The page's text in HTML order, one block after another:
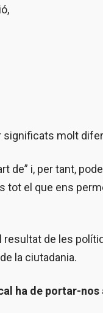
significats molt
de” i, per tant,
tot el que ens
de les
la ciutadania.
ha de portar-nos